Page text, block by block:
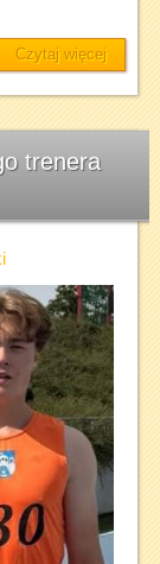
Czytaj więcej
trenera